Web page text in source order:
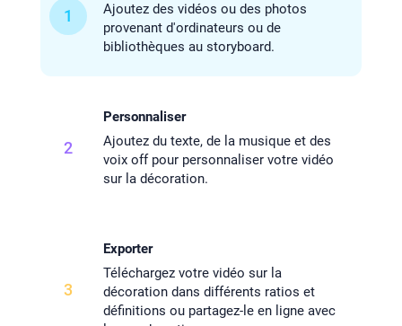
1
Ajoutez des vidéos ou des photos
provenant d'ordinateurs ou de
bibliothèques au storyboard.
2
Personnaliser
Ajoutez du texte, de la musique et des
voix off pour personnaliser votre vidéo
sur la décoration.
3
Exporter
Téléchargez votre vidéo sur la
décoration dans différents ratios et
définitions ou partagez-le en ligne avec